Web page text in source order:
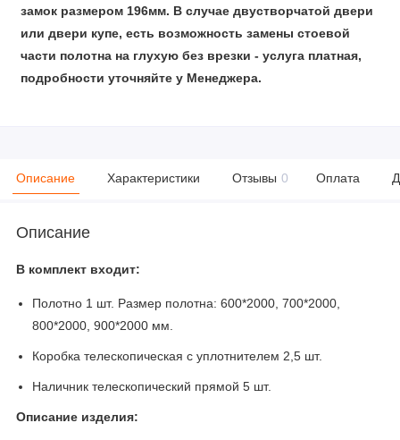
замок размером 196мм. В случае двустворчатой двери
или двери купе, есть возможность замены стоевой
части полотна на глухую без врезки - услуга платная,
подробности уточняйте у Менеджера.
Описание Характеристики Отзывы 0 Оплата
Описание
В комплект входит:
Полотно 1 шт. Размер полотна: 600*2000, 700*2000,
800*2000, 900*2000 мм.
Коробка телескопическая с уплотнителем 2,5 шт.
Наличник телескопический прямой 5 шт.
Описание изделия: